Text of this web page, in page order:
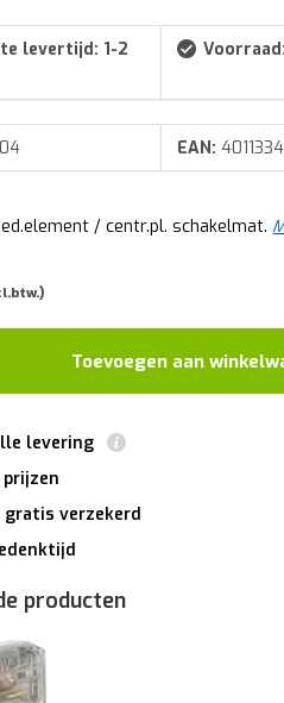
levertijd: 1-2
EAN:
/ centr.pl. schakelmat.
Toevoegen aan
levering
gratis verzekerd
producten